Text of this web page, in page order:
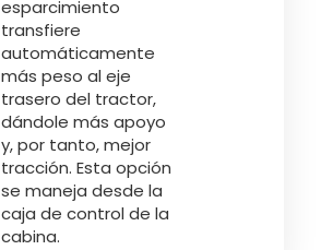
Slovenija
Lietuvių kalba
Česká republika
esparcimiento
transfiere
automáticamente
más peso al eje
trasero del tractor,
dándole más apoyo
y, por tanto, mejor
tracción. Esta opción
se maneja desde la
caja de control de la
cabina.